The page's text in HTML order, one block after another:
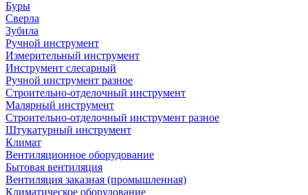
Буры
Сверла
Зубила
Ручной инструмент
Измерительный инструмент
Инструмент слесарный
Ручной инструмент разное
Строительно-отделочный инструмент
Малярный инструмент
Строительно-отделочный инструмент разное
Штукатурный инструмент
Климат
Вентиляционное оборудование
Бытовая вентиляция
Вентиляция заказная (промышленная)
Климатическое оборудование